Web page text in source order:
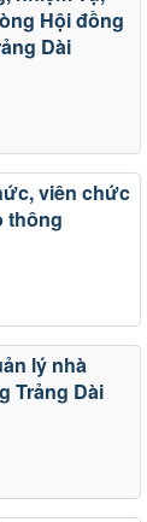
Hội đồng
Dài
viên chức
thông
lý nhà
Trảng Dài